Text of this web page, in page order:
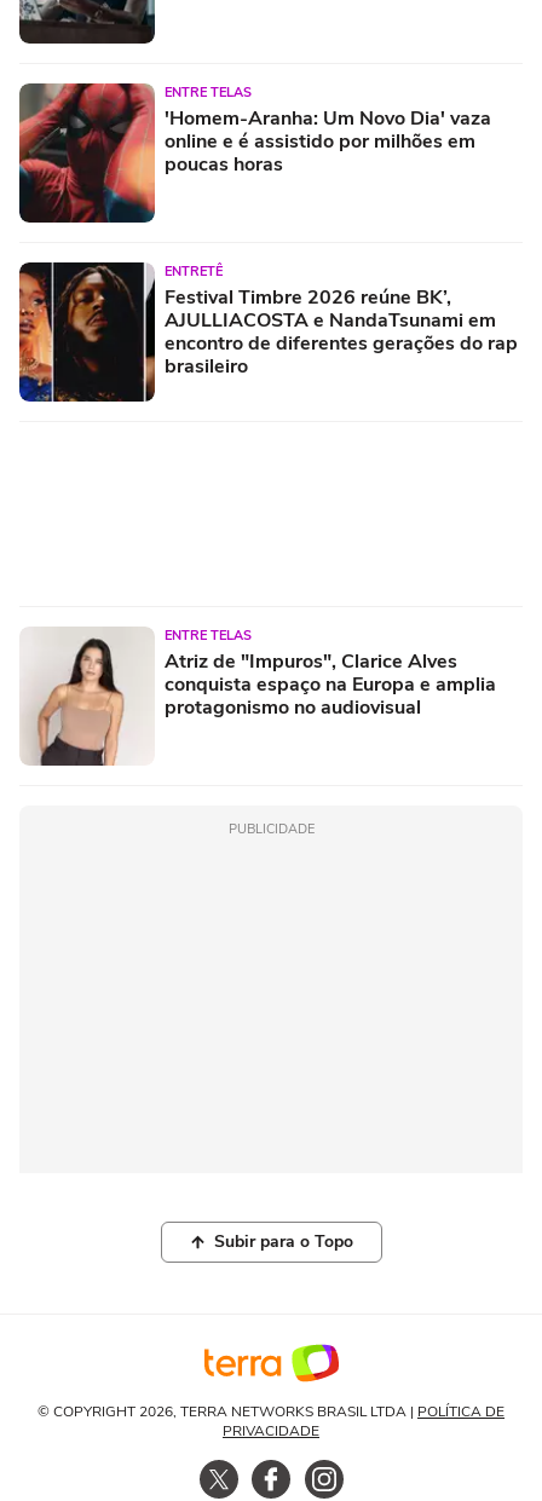
ENTRE TELAS
'Homem-Aranha: Um Novo Dia' vaza
online e é assistido por milhões em
poucas horas
ENTRETÊ
Festival Timbre 2026 reúne BK’,
AJULLIACOSTA e NandaTsunami em
encontro de diferentes gerações do rap
brasileiro
ENTRE TELAS
Atriz de "Impuros", Clarice Alves
conquista espaço na Europa e amplia
protagonismo no audiovisual
PUBLICIDADE
Subir para o Topo
© COPYRIGHT 2026, TERRA NETWORKS BRASIL LTDA | POLÍTICA DE
PRIVACIDADE